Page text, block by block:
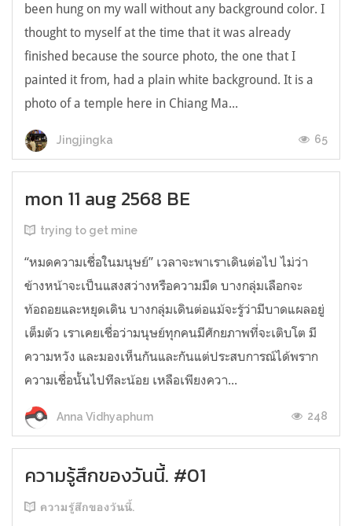
been hung on my wall without any background color. I
thought to myself at the time that it was already
finished because the source photo, the one that I
painted it from, had a plain white background. It is a
photo of a temple here in Chiang Ma...
Jingjingka 65
mon 11 aug 2568 BE
trying to get mine
“หมดความเชื่อในมนุษย์” เวลาจะพาเราเดินต่อไป ไม่ว่า
ข้างหน้าจะเป็นแสงสว่างหรือความมืด บางกลุ่มเลือกจะ
ท้อถอยและหยุดเดิน บางกลุ่มเดินต่อแม้จะรู้ว่ามีบาดแผลอยู่
เต็มตัว เราเคยเชื่อว่ามนุษย์ทุกคนมีศักยภาพที่จะเติบโต มี
ความหวัง และมองเห็นกันและกันแต่ประสบการณ์ได้พราก
ความเชื่อนั้นไปทีละน้อย เหลือเพียงควา...
Anna Vidhyaphum 248
ความรู้สึกของวันนี้. #01
ความรู้สึกของวันนี้.